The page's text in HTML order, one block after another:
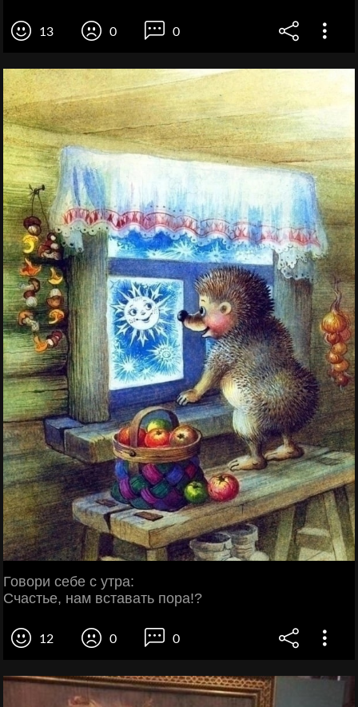
13 0 0
Говори себе с утра:
Счастье, нам вставать пора!?
12 0 0